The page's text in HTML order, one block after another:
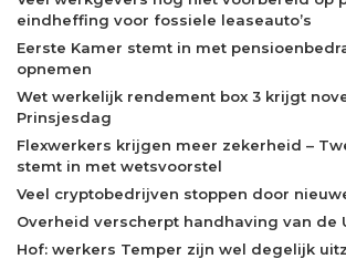
eindheffing voor fossiele leaseauto’s
Eerste Kamer stemt in met
opnemen
Wet werkelijk rendement box 3 krijgt
Prinsjesdag
Flexwerkers krijgen meer zekerheid –
stemt in met wetsvoorstel
Veel cryptobedrijven stoppen door
Overheid verscherpt handhaving van de
Hof: werkers Temper zijn wel degelijk